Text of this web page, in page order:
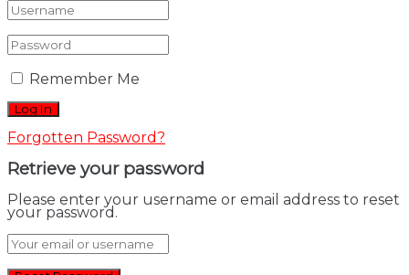
Remember Me
Forgotten Password?
Retrieve your password
Please enter your username or email address to reset
your password.